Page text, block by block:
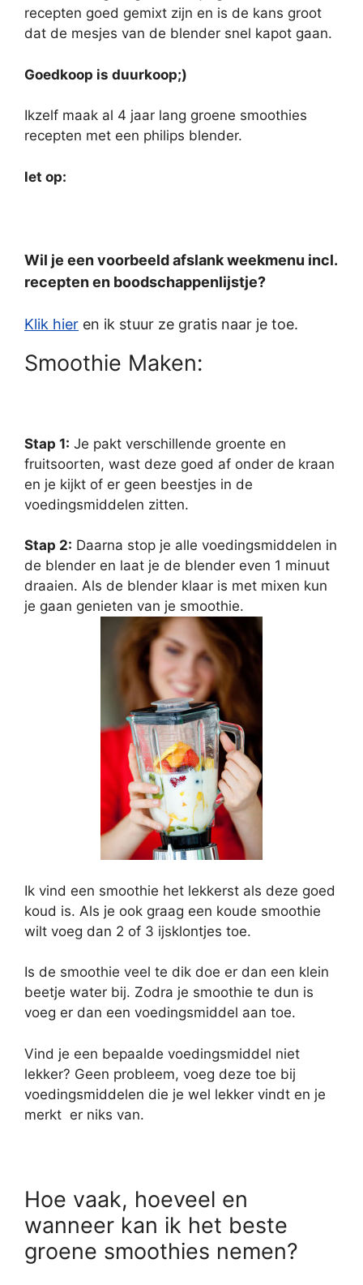
recepten goed gemixt zijn en is de kans groot
dat de mesjes van de blender snel kapot gaan.
Goedkoop is duurkoop;)
Ikzelf maak al 4 jaar lang groene smoothies
recepten met een philips blender.
let op:
Wil je een voorbeeld afslank weekmenu incl.
recepten en boodschappenlijstje?
Klik hier en ik stuur ze gratis naar je toe.
Smoothie Maken:
Stap 1: Je pakt verschillende groente en
fruitsoorten, wast deze goed af onder de kraan
en je kijkt of er geen beestjes in de
voedingsmiddelen zitten.
Stap 2: Daarna stop je alle voedingsmiddelen in
de blender en laat je de blender even 1 minuut
draaien. Als de blender klaar is met mixen kun
je gaan genieten van je smoothie.
Ik vind een smoothie het lekkerst als deze goed
koud is. Als je ook graag een koude smoothie
wilt voeg dan 2 of 3 ijsklontjes toe.
Is de smoothie veel te dik doe er dan een klein
beetje water bij. Zodra je smoothie te dun is
voeg er dan een voedingsmiddel aan toe.
Vind je een bepaalde voedingsmiddel niet
lekker? Geen probleem, voeg deze toe bij
voedingsmiddelen die je wel lekker vindt en je
merkt er niks van.
Hoe vaak, hoeveel en
wanneer kan ik het beste
groene smoothies nemen?